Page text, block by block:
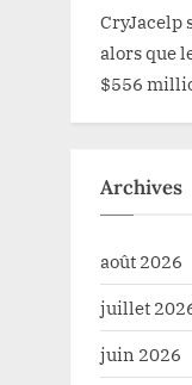
CryJacelp
alors que
$556
Archives
août 2026
juillet
juin 2026